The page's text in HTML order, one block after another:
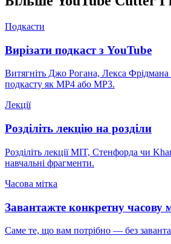
Подкасти
Вирізати подкаст з YouTube
Витягніть Джо Рогана, Лекса
подкасту як MP4 або MP3.
Лекції
Розділіть лекцію на розділи
Розділіть лекції MIT, Стенфорда чи
навчальні фрагменти.
Часова мітка
Завантажте конкретну часову
Саме те, що вам потрібно — без